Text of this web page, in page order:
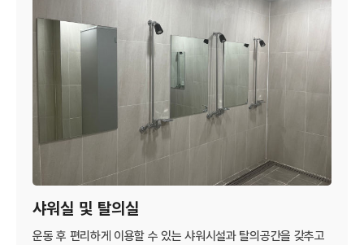
샤워실 및 탈의실
운동 후 편리하게 이용할 수 있는 샤워시설과 탈의공간을 갖추고